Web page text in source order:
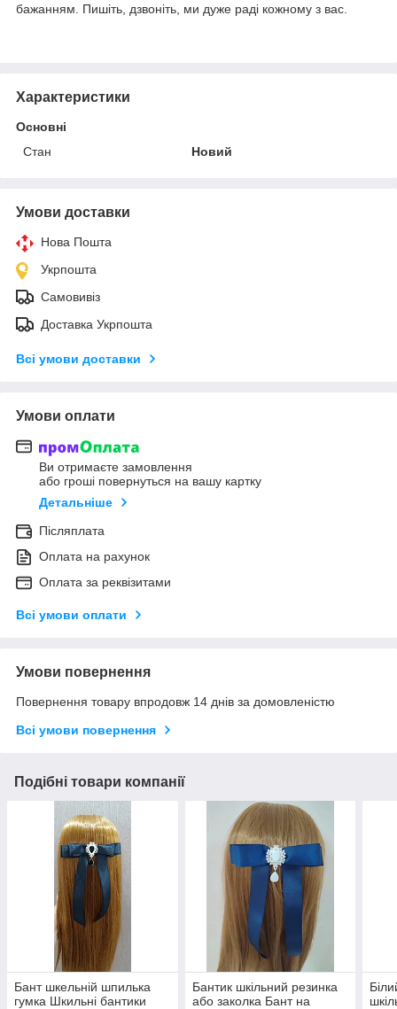
бажанням. Пишіть, дзвоніть, ми дуже раді кожному з вас.
Характеристики
Основні
Стан
Новий
Умови доставки
Нова Пошта
Укрпошта
Самовивіз
Доставка Укрпошта
Всі умови доставки
Умови оплати
Ви отримаєте замовлення
або гроші повернуться на вашу картку
Детальніше
Післяплата
Оплата на рахунок
Оплата за реквізитами
Всі умови оплати
Умови повернення
Повернення товару впродовж 14 днів за домовленістю
Всі умови повернення
Подібні товари компанії
Бант шкельній шпилька
гумка Шкильні бантики
Бантик шкільний резинка
або заколка Бант на